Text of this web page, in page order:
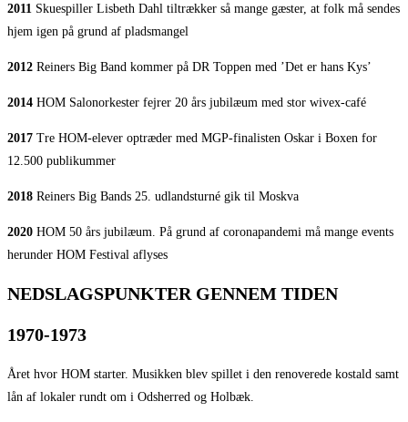
2011 Skuespiller Lisbeth Dahl tiltrækker så mange gæster, at folk må sendes
hjem igen på grund af pladsmangel
2012 Reiners Big Band kommer på DR Toppen med ’Det er hans Kys’
2014 HOM Salonorkester fejrer 20 års jubilæum med stor wivex-café
2017 Tre HOM-elever optræder med MGP-finalisten Oskar i Boxen for
12.500 publikummer
2018 Reiners Big Bands 25. udlandsturné gik til Moskva
2020 HOM 50 års jubilæum. På grund af coronapandemi må mange events
herunder HOM Festival aflyses
NEDSLAGSPUNKTER GENNEM TIDEN
1970-1973
Året hvor HOM starter. Musikken blev spillet i den renoverede kostald samt
lån af lokaler rundt om i Odsherred og Holbæk.